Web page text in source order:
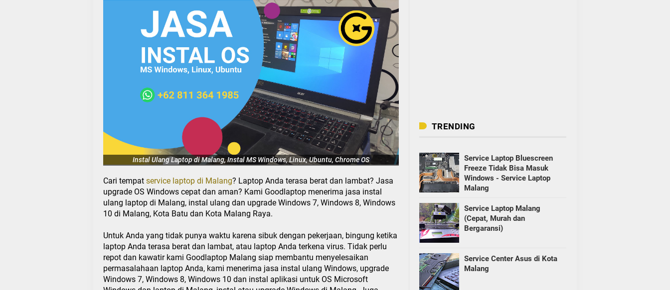
Instal Ulang Laptop di Malang, Instal MS Windows, Linux, Ubuntu, Chrome OS
Cari tempat service laptop di Malang? Laptop Anda terasa berat dan lambat? Jasa
upgrade OS Windows cepat dan aman? Kami Goodlaptop menerima jasa instal
ulang laptop di Malang, instal ulang dan upgrade Windows 7, Windows 8, Windows
10 di Malang, Kota Batu dan Kota Malang Raya.
Untuk Anda yang tidak punya waktu karena sibuk dengan pekerjaan, bingung ketika
laptop Anda terasa berat dan lambat, atau laptop Anda terkena virus. Tidak perlu
repot dan kawatir kami Goodlaptop Malang siap membantu menyelesaikan
permasalahaan laptop Anda, kami menerima jasa instal ulang Windows, upgrade
Windows 7, Windows 8, Windows 10 dan instal aplikasi untuk OS Microsoft
TRENDING
Service Laptop Bluescreen
Freeze Tidak Bisa Masuk
Windows - Service Laptop
Malang
Service Laptop Malang
(Cepat, Murah dan
Bergaransi)
Service Center Asus di Kota
Malang